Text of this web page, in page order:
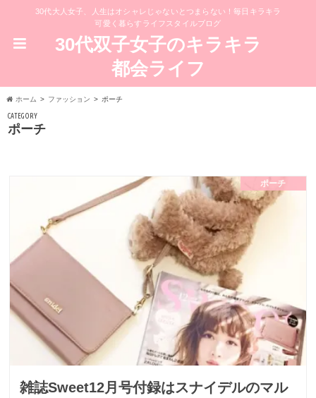
30代大人女子、人生はオシャレじゃないとつまらない！毎日キラキラ
可愛く暮らすライフスタイルブログ
30代双子女子のキラキラ
都会ライフ
ホーム ファッション ポーチ
CATEGORY
ポーチ
ポーチ
雑誌Sweet12月号付録はスナイデルのマル